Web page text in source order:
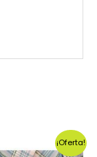
¡Oferta!